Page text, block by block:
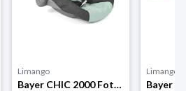
Limango
Bayer CHIC 2000 Fotelik samochodowy dla lalek - 3+ rozmiar: onesize
Limango